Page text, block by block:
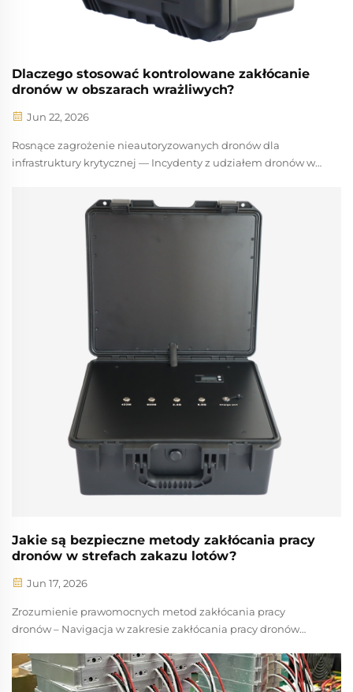
Dlaczego stosować kontrolowane zakłócanie
dronów w obszarach wrażliwych?
Jun 22, 2026
Rosnące zagrożenie nieautoryzowanych dronów dla
infrastruktury krytycznej — Incydenty z udziałem dronów w
Nieautoryzowane loty dronów w pobliżu wrażliwych miejsc
eskalują od uciążliwości do udowodnionych zagrożeń
bezpieczeństwa. W trakcie...
Jakie są bezpieczne metody zakłócania pracy
dronów w strefach zakazu lotów?
Jun 17, 2026
Zrozumienie prawomocnych metod zakłócania pracy
dronów – Navigacja w zakresie zakłócania pracy dronów
zapewnić bezpieczeństwo przestrzeni powietrznej i
zgodność z prawem. W Stanach Zjednoczonych Federalna